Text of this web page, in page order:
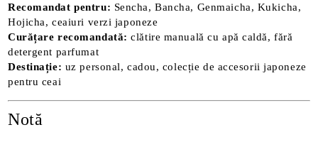
Recomandat pentru: Sencha, Bancha, Genmaicha, Kukicha,
Hojicha, ceaiuri verzi japoneze
Curățare recomandată: clătire manuală cu apă caldă, fără
detergent parfumat
Destinație: uz personal, cadou, colecție de accesorii japoneze
pentru ceai
Notă